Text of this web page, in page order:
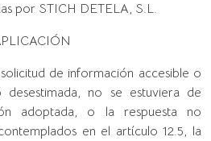
por STICH DETELA, S.L.
de información accesible o
desestimada, no se estuviera de
adoptada, o la respuesta no
en el artículo 12.5, la